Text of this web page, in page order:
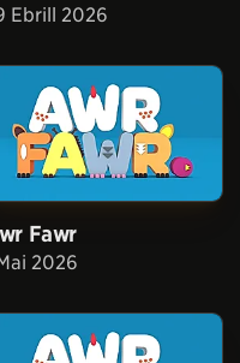
Ebrill 2026
Fawr
2026